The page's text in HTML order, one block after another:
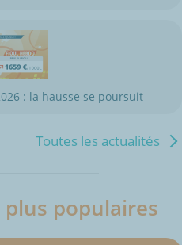
: la hausse se poursuit
Toutes les actualités
plus populaires